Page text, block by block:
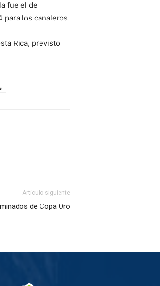
fue el de
para los canaleros.
Rica, previsto
Artículo siguiente
de Copa Oro